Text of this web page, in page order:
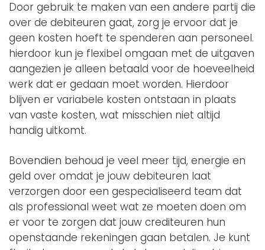
Door gebruik te maken van een andere partij die
over de debiteuren gaat, zorg je ervoor dat je
geen kosten hoeft te spenderen aan personeel.
hierdoor kun je flexibel omgaan met de uitgaven
aangezien je alleen betaald voor de hoeveelheid
werk dat er gedaan moet worden. Hierdoor
blijven er variabele kosten ontstaan in plaats
van vaste kosten, wat misschien niet altijd
handig uitkomt.
Bovendien behoud je veel meer tijd, energie en
geld over omdat je jouw debiteuren laat
verzorgen door een gespecialiseerd team dat
als professional weet wat ze moeten doen om
er voor te zorgen dat jouw crediteuren hun
openstaande rekeningen gaan betalen. Je kunt